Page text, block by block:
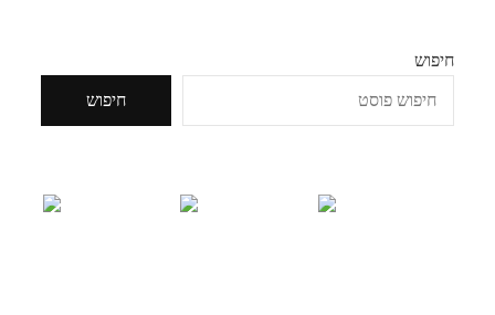
חיפוש
חיפוש